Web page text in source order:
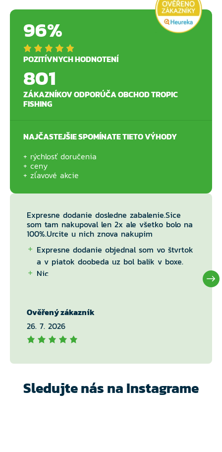
96%
POZITÍVNYCH HODNOTENÍ
801
ZÁKAZNÍKOV ODPORÚČA OBCHOD TROPIC
FISHING
NAJČASTEJŠIE SPOMÍNATE TIETO VÝHODY
rýchlosť doručenia
ceny
zľavové akcie
Expresne dodanie dosledne zabalenie.Sice
som tam nakupoval len 2x ale všetko bolo na
100%.Urcite u nich znova nakupim
Expresne dodanie objednal som vo štvrtok
a v piatok doobeda uz bol balik v boxe.
Nic
Ověřený zákazník
26. 7. 2026
Sledujte nás na Instagrame